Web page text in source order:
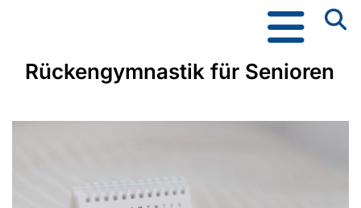
Rückengymnastik für Senioren